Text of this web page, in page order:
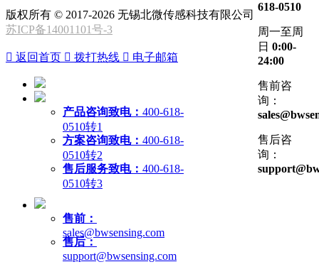
618-0510
周一至周
日 0:00-
24:00
售前咨
询：
售后咨
询：
版权所有 © 2017-2026 无锡北微传感科技有限公司
苏ICP备14001101号-3
 返回首页  拨打热线  电子邮箱
产品咨询致电： 400-618-
0510转1
方案咨询致电： 400-618-
0510转2
售后服务致电： 400-618-
0510转3
售前：
sales@bwsensing.com
售后：
support@bwsensing.com